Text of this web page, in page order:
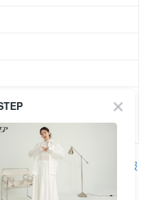
因拍攝燈光環境或個人螢幕
成部份色差現象，顏色以實
客服